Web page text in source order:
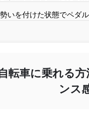
勢いを付けた状態でペダ
転車に乗れる
ンス